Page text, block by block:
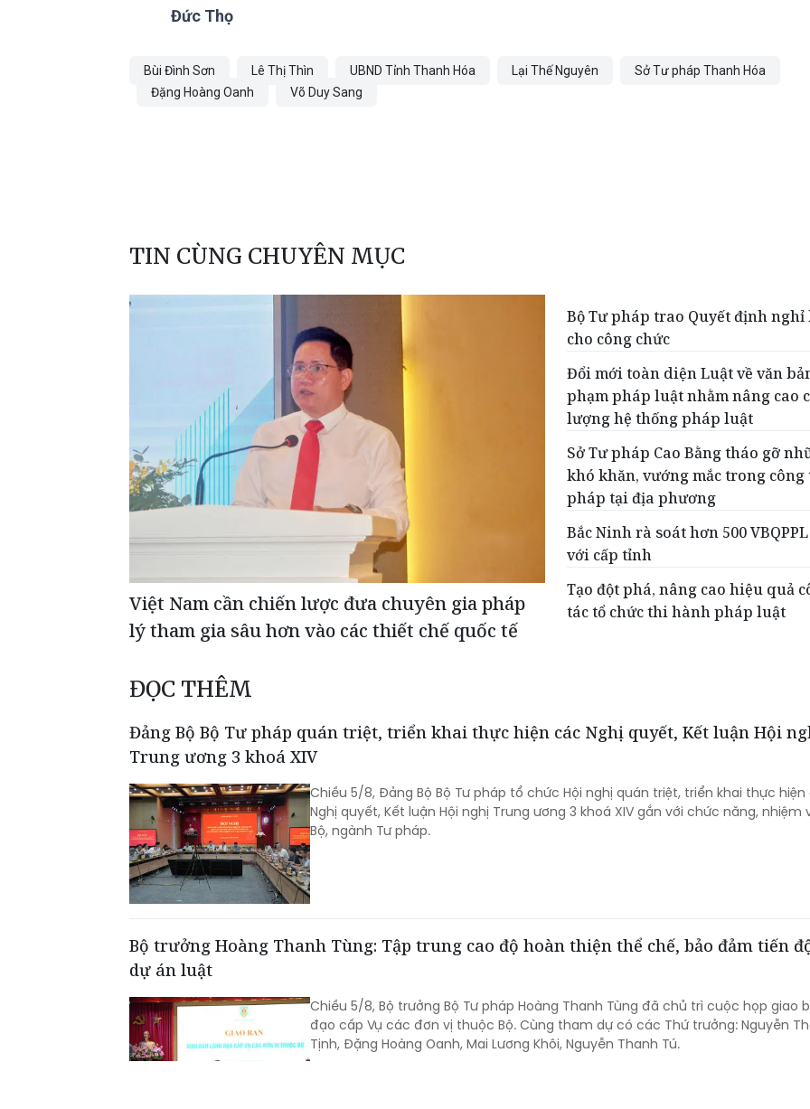
Đức Thọ
Bùi Đình Sơn Lê Thị Thìn UBND Tỉnh Thanh Hóa Lại Thế Nguyên
Sở Tư pháp Thanh Hóa
Đặng Hoàng Oanh
Võ Duy Sang
TIN CÙNG CHUYÊN MỤC
Việt Nam cần chiến lược đưa chuyên gia pháp
lý tham gia sâu hơn vào các thiết chế quốc tế
Bộ Tư pháp trao Quyết định nghỉ
cho công chức
Đổi mới toàn diện Luật về văn
phạm pháp luật nhằm nâng cao
lượng hệ thống pháp luật
Sở Tư pháp Cao Bằng tháo gỡ
khó khăn, vướng mắc trong công
pháp tại địa phương
Bắc Ninh rà soát hơn 500
với cấp tỉnh
Tạo đột phá, nâng cao hiệu quả
tác tổ chức thi hành pháp luật
ĐỌC THÊM
Đảng Bộ Bộ Tư pháp quán triệt, triển khai thực hiện các Nghị quyết, Kết luận Hội
Trung ương 3 khoá XIV
Chiều 5/8, Đảng Bộ Bộ Tư pháp tổ chức Hội nghị quán triệt, triển khai thực
Nghị quyết, Kết luận Hội nghị Trung ương 3 khoá XIV gắn với chức năng, nhiệm
Bộ, ngành Tư pháp.
Bộ trưởng Hoàng Thanh Tùng: Tập trung cao độ hoàn thiện thể chế, bảo đảm tiến
dự án luật
Chiều 5/8, Bộ trưởng Bộ Tư pháp Hoàng Thanh Tùng đã chủ trì cuộc họp giao
đạo cấp Vụ các đơn vị thuộc Bộ. Cùng tham dự có các Thứ trưởng: Nguyễn
Tịnh, Đặng Hoàng Oanh, Mai Lương Khôi, Nguyễn Thanh Tú.